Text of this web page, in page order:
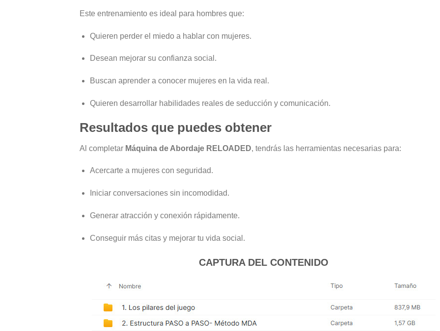
Este entrenamiento es ideal para hombres que:
Quieren perder el miedo a hablar con mujeres.
Desean mejorar su confianza social.
Buscan aprender a conocer mujeres en la vida real.
Quieren desarrollar habilidades reales de seducción y comunicación.
Resultados que puedes obtener
Al completar Máquina de Abordaje RELOADED, tendrás las herramientas necesarias para:
Acercarte a mujeres con seguridad.
Iniciar conversaciones sin incomodidad.
Generar atracción y conexión rápidamente.
Conseguir más citas y mejorar tu vida social.
CAPTURA DEL CONTENIDO